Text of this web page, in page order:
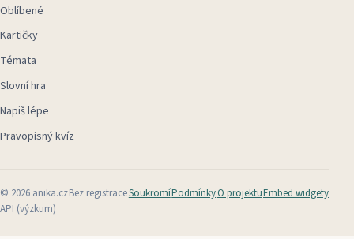
Oblíbené
Kartičky
Témata
Slovní hra
Napiš lépe
Pravopisný kvíz
© 2026 anika.czBez registraceSoukromíPodmínkyO projektuEmbed widgety
API (výzkum)